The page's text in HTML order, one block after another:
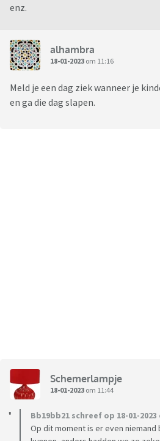
enz.
alhambra
18-01-2023 om 11:16
Meld je een dag ziek wanneer je
en ga die dag slapen.
Schemerlampje
18-01-2023 om 11:44
Bb19bb21 schreef op 18-01-2023
Op dit moment is er even